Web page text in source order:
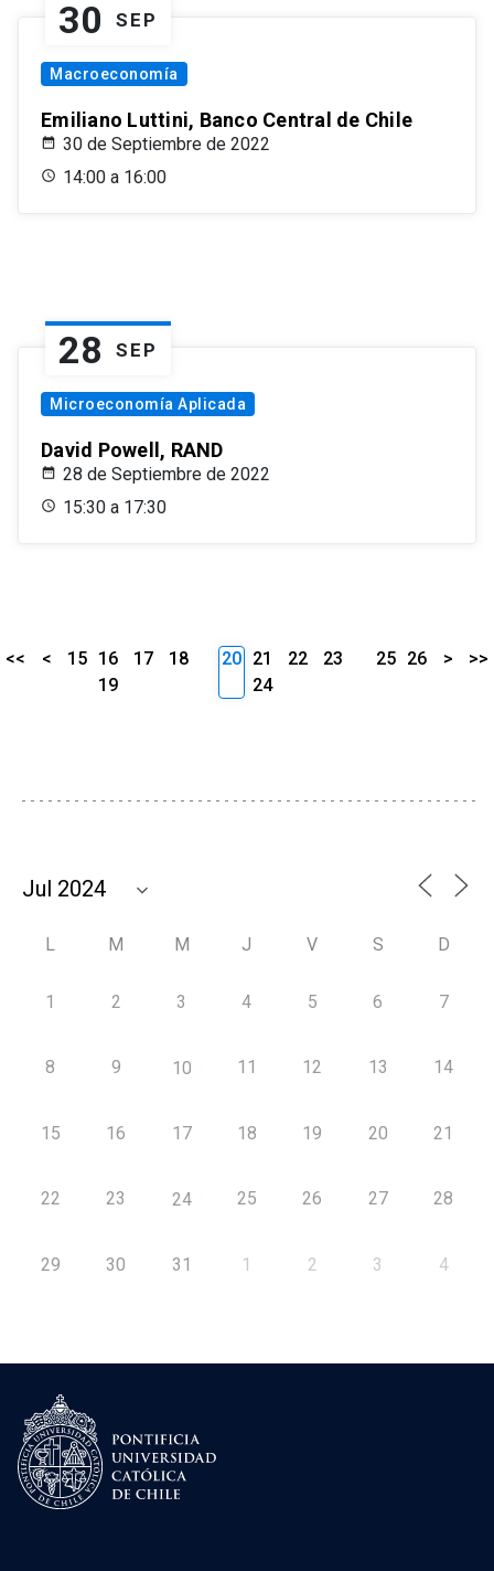
30 SEP
Macroeconomía
Emiliano Luttini, Banco Central de Chile
30 de Septiembre de 2022
14:00 a 16:00
28 SEP
Microeconomía Aplicada
David Powell, RAND
28 de Septiembre de 2022
15:30 a 17:30
<< < 15 16 17
18
19
20 21 22
23
24
25 26 > >>
L M M J V S D
1 2 3 4 5 6 7
8 9 10 11 12 13 14
15 16 17 18 19 20 21
22 23 24 25 26 27 28
29 30 31 1 2 3 4